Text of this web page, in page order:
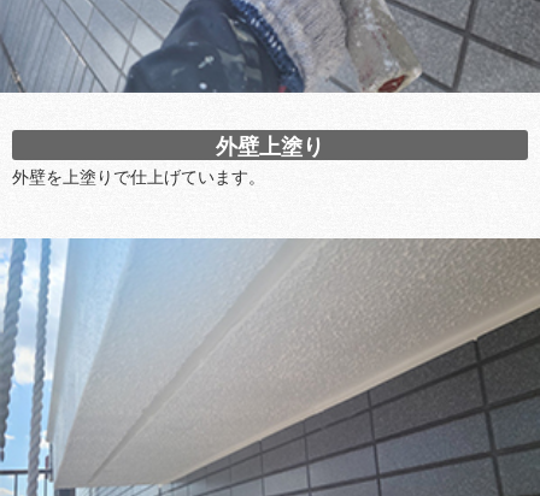
外壁上塗り
外壁を上塗りで仕上げています。